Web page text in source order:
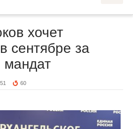
хочет
сентябре за
мандат
60